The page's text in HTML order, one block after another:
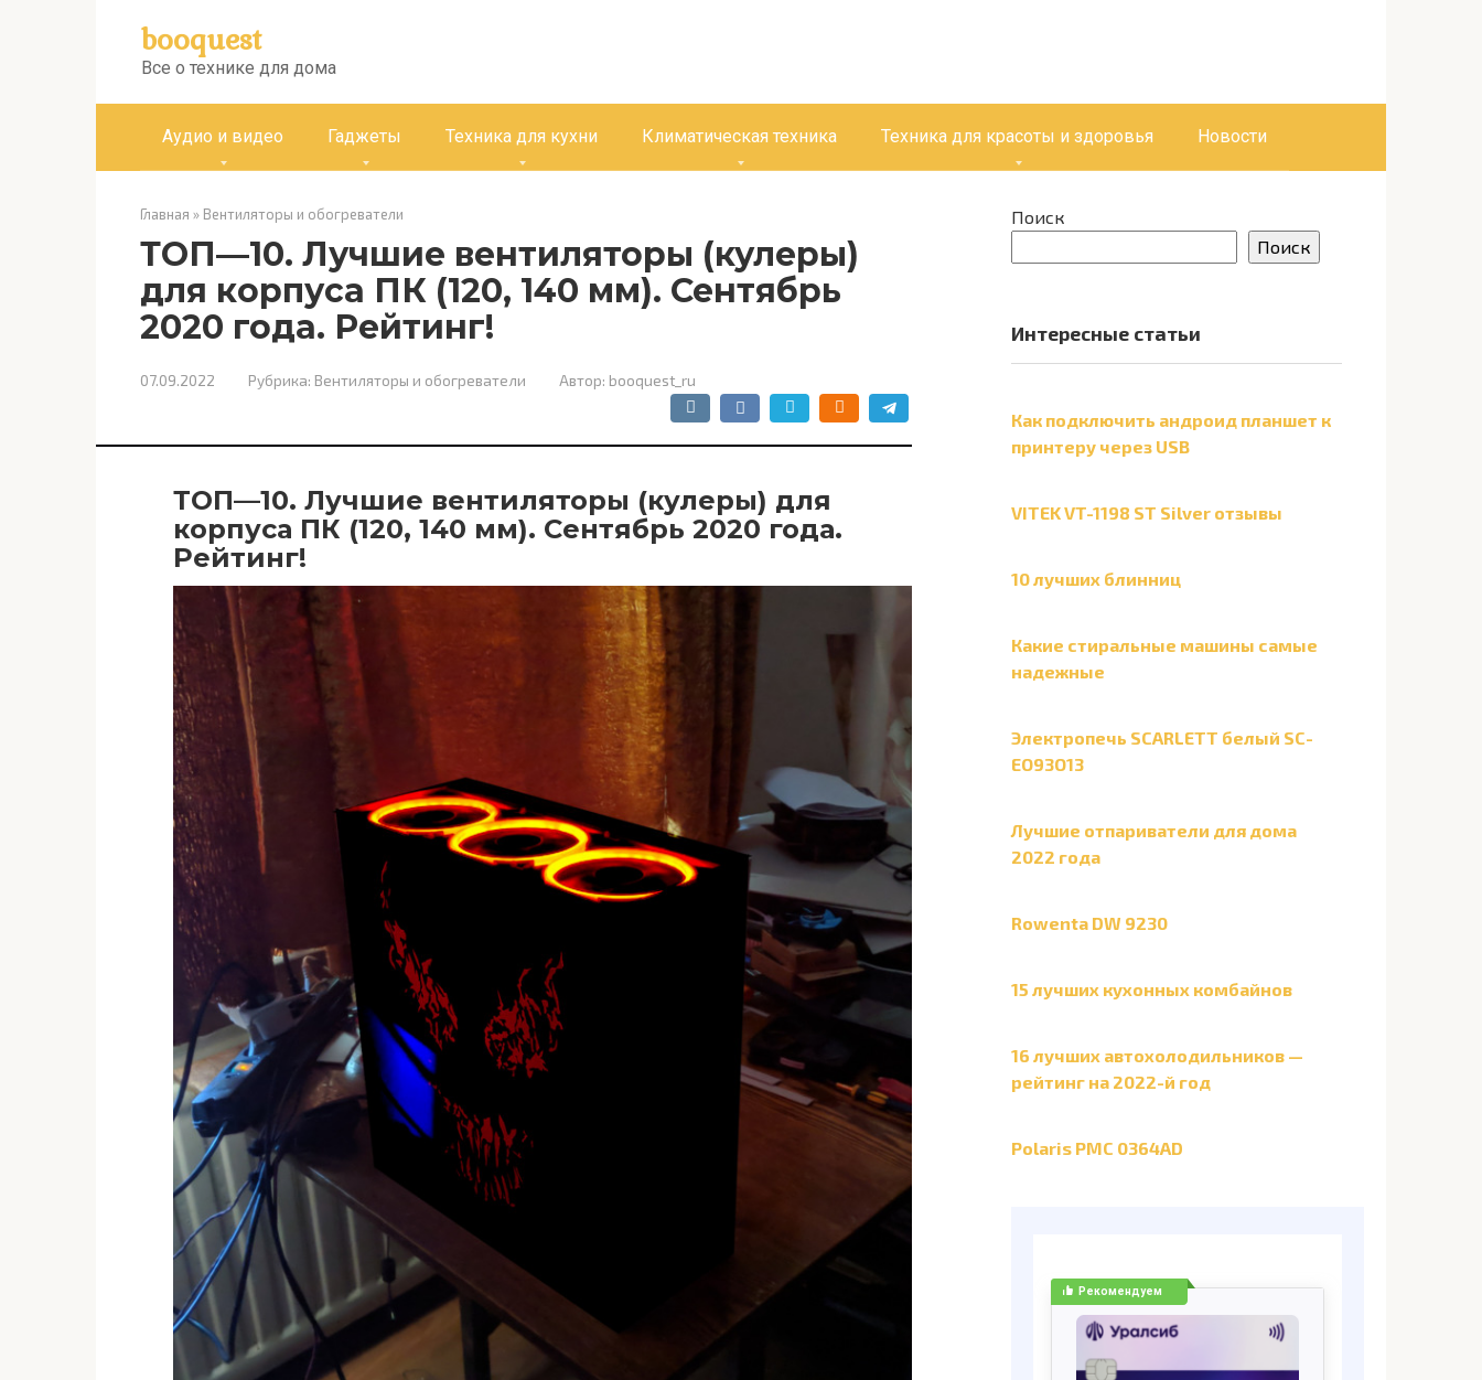
booquest
Все о технике для дома
Аудио и видео Гаджеты Техника для кухни Климатическая техника Техника для красоты и здоровья Новости
Главная » Вентиляторы и обогреватели
ТОП—10. Лучшие вентиляторы (кулеры)
для корпуса ПК (120, 140 мм). Сентябрь
2020 года. Рейтинг!
07.09.2022 Рубрика: Вентиляторы и обогреватели Автор: booquest_ru
ТОП—10. Лучшие вентиляторы (кулеры) для
корпуса ПК (120, 140 мм). Сентябрь 2020 года.
Рейтинг!
Поиск
Поиск
Интересные статьи
Как подключить андроид планшет к
принтеру через USB
VITEK VT-1198 ST Silver отзывы
10 лучших блинниц
Какие стиральные машины самые
надежные
Электропечь SCARLETT белый SC-
EO93O13
Лучшие отпариватели для дома
2022 года
Rowenta DW 9230
15 лучших кухонных комбайнов
16 лучших автохолодильников —
рейтинг на 2022-й год
Polaris PMC 0364AD